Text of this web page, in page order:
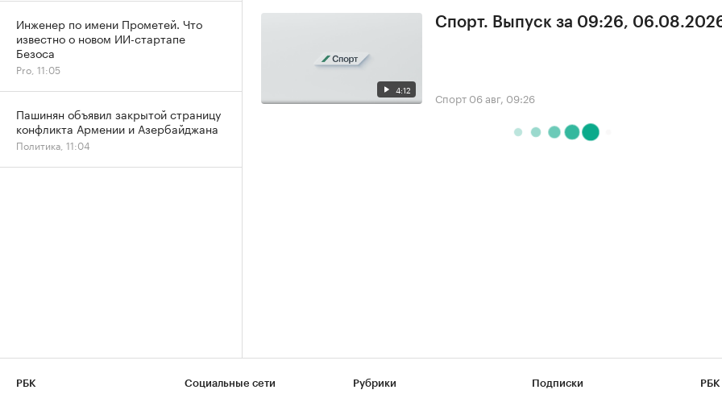
4:12
Спорт. Выпуск за 09:26,
Спорт 06 авг, 09:26
Инженер по имени Прометей. Что
известно о новом ИИ-стартапе
Безоса
Pro, 11:05
Пашинян объявил закрытой страницу
конфликта Армении и Азербайджана
Политика, 11:04
РБК Социальные сети Рубрики Подписки РБК